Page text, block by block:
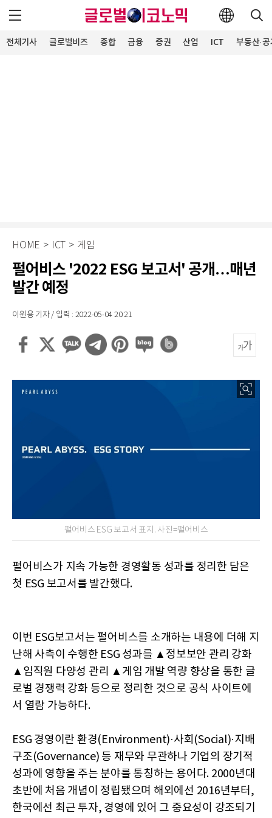
전체기사 글로벌비즈 종합 금융 증권 산업 ICT 부동산·
HOME > ICT > 게임
펄어비스 '2022 ESG 보고서' 공개…매년
발간 예정
이원용 기자 / 입력 : 2022-05-04 20:21
펄어비스 ESG 보고서 표지. 사진=펄어비스
펄어비스가 지속 가능한 경영활동 성과를 정리한 담은
첫 ESG 보고서를 발간했다.
이번 ESG보고서는 펄어비스를 소개하는 내용에 더해 지
난해 사측이 수행한 ESG 성과를 ▲정보보안 관리 강화
▲임직원 다양성 관리 ▲게임 개발 역량 향상을 통한 글
로벌 경쟁력 강화 등으로 정리한 것으로 공식 사이트에
서 열람 가능하다.
ESG 경영이란 환경(Environment)·사회(Social)·지배
구조(Governance) 등 재무와 무관하나 기업의 장기적
성과에 영향을 주는 분야를 통칭하는 용어다. 2000년대
초반에 처음 개념이 정립됐으며 해외에선 2016년부터,
한국에선 최근 투자, 경영에 있어 그 중요성이 강조되기